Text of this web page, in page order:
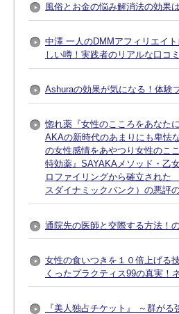
風俗とお金の悩み解消法の効果
中澤 一人のDMMアフィリエイ
しい噂！実践者のリアルな口コミ
Ashuraの効果が気になる！体験
惚れ薬『女性のこころをあなた
AKAの新時代のあまりにも卑怯
の女性感情をあやつり女性のこ
特効薬』SAYAKAメソッド・
ロファイリングから確立された
スダイナミックバンク）の悪評
通院先の医師と交際する方法！
女性の食いつきを１０倍上げる
くったプラクティス99の真実！
『美人独占チケット』 ～群が